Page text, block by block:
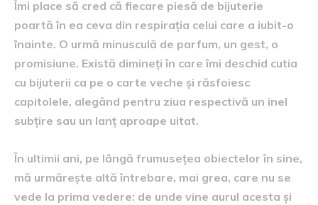
Îmi place să cred că fiecare piesă de bijuterie
poartă în ea ceva din respirația celui care a iubit-o
înainte. O urmă minusculă de parfum, un gest, o
promisiune. Există dimineți în care îmi deschid cutia
cu bijuterii ca pe o carte veche și răsfoiesc
capitolele, alegând pentru ziua respectivă un inel
subțire sau un lanț aproape uitat.
În ultimii ani, pe lângă frumusețea obiectelor în sine,
mă urmărește altă întrebare, mai grea, care nu se
vede la prima vedere: de unde vine aurul acesta și